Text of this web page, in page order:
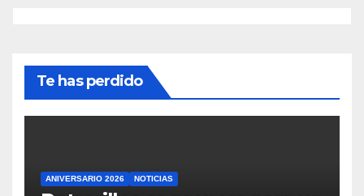
Te has perdido
ANIVERSARIO 2026 NOTICIAS